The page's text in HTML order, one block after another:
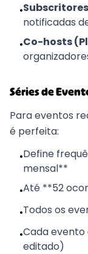
•Subscritores
notificadas
•Co-hosts
Séries de
Para eventos
é perfeita:
•Define
mensal**
•Até **52
•Todos os
•Cada
editado)